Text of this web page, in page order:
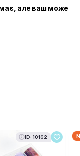
але ваш може
ID: 10162